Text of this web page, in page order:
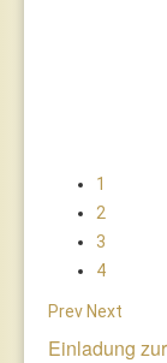
1
2
3
4
PrevNext
Einladung